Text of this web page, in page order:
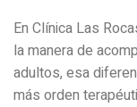
En Clínica Las
la manera de
adultos, esa
más orden